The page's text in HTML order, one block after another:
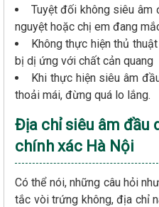
Tuyệt đối không siêu âm
nguyệt hoặc chị em đang
Không thực hiện thủ
bị dị ứng với chất cản quang
Khi thực hiện siêu âm
thoải mái, đừng quá lo lắng.
Địa chỉ siêu âm đầu
chính xác Hà Nội
Có thể nói, những câu hỏi
tắc vòi trứng không, địa chỉ